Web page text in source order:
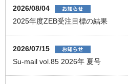
2026/08/04
2025年度ZEB受注目標の結果
2026/07/15
Su-mail vol.85 2026年 夏号